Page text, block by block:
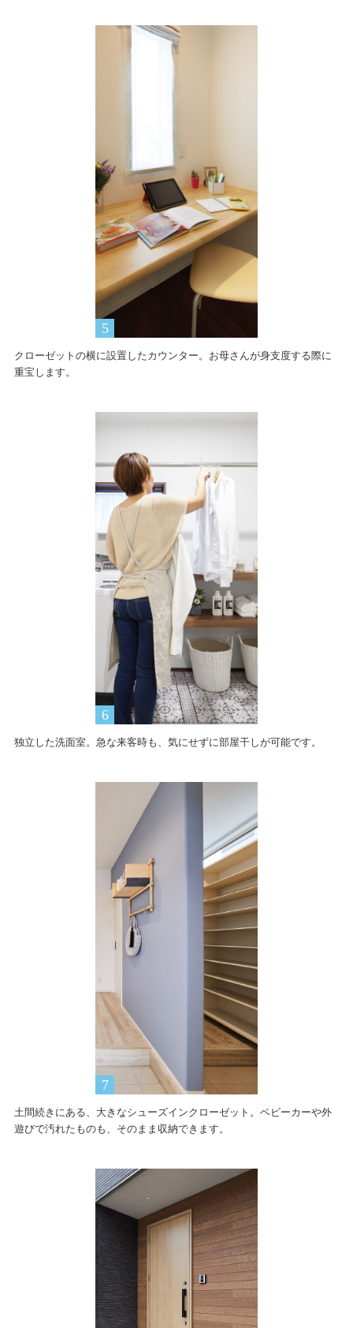
クローゼットの横に設置したカウンター。お母さんが身支度する際に
重宝します。
独立した洗面室。急な来客時も、気にせずに部屋干しが可能です。
土間続きにある、大きなシューズインクローゼット。ベビーカーや外
遊びで汚れたものも、そのまま収納できます。